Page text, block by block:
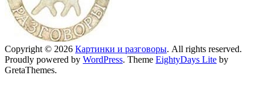
Copyright © 2026 Картинки и разговоры. All rights reserved.
Proudly powered by WordPress. Theme EightyDays Lite by
GretaThemes.